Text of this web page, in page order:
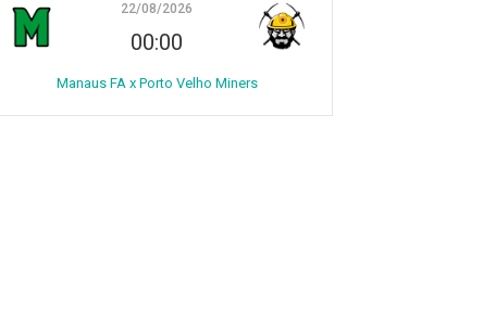
22/08/2026
00:00
Manaus FA x Porto Velho Miners